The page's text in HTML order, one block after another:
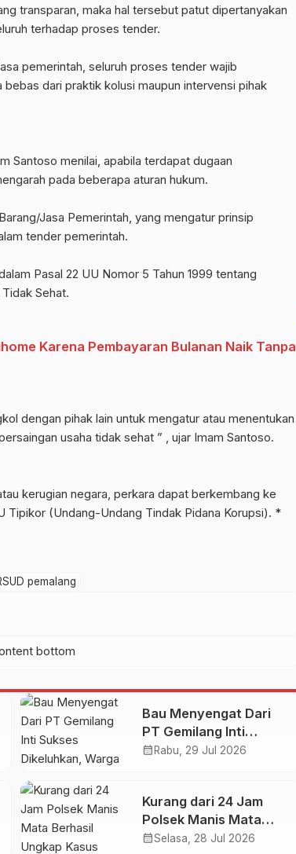
transparan, maka hal tersebut patut dipertanyakan
terhadap proses tender.
pemerintah, seluruh proses tender wajib
dari praktik kolusi maupun intervensi pihak
Santoso menilai, apabila terdapat dugaan
pada beberapa aturan hukum.
Jasa Pemerintah, yang mengatur prinsip
tender pemerintah.
Pasal 22 UU Nomor 5 Tahun 1999 tentang
Sehat.
Karena Pembayaran Bulanan Naik Tanpa
dengan pihak lain untuk mengatur atau menentukan
usaha tidak sehat ” , ujar Imam Santoso.
kerugian negara, perkara dapat berkembang ke
Tipikor (Undang-Undang Tindak Pidana Korupsi). *
pemalang
Bau Menyengat Dari
PT Gemilang Inti
Sukses Dikeluhkan,
calendar_month Rabu, 29 Jul 2026
Kurang dari 24 Jam
Polsek Manis Mata
Berhasil Ungkap Kasus
calendar_monthSelasa, 28 Jul 2026